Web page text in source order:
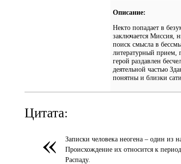
Описание:
Некто попадает в
заключается Миссия,
поиск смысла в
литературный прием,
герой раздавлен
деятельной частью
понятны и близки
Цитата:
«
Записки человека неогена – один из
Происхождение их относится к
Распаду.